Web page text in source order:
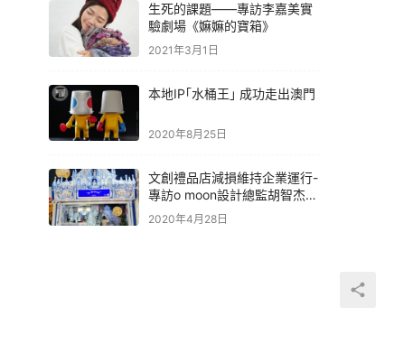
生死的課題——專訪李嘉美實
驗劇場《嫲嫲的寶箱》
2021年3月1日
本地IP｢水桶王｣ 成功走出澳門
2020年8月25日
文創禮品店減損維持企業運行-
專訪o moon設計總監胡智杰先
生
2020年4月28日